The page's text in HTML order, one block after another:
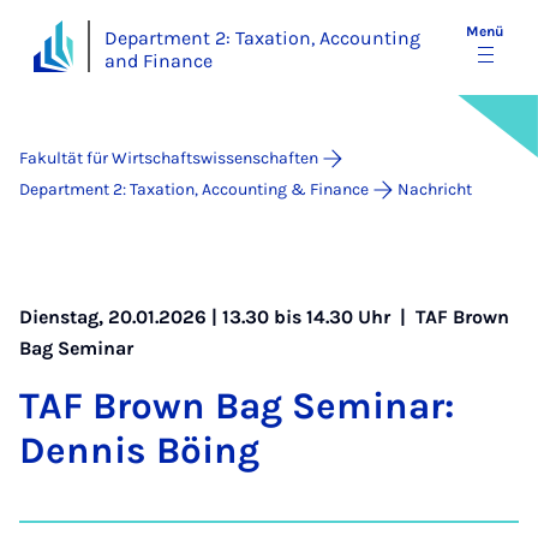
Department 2: Taxation, Accounting
and Finance
Menü
Fakultät für Wirtschaftswissenschaften
Department 2: Taxation, Accounting & Finance
Nachricht
Dienstag, 20.01.2026 | 13.30 bis 14.30 Uhr | TAF Brown
Bag Seminar
TAF Brown Bag Se­mi­nar:
Den­nis Böing